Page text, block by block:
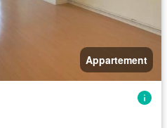
Appartement